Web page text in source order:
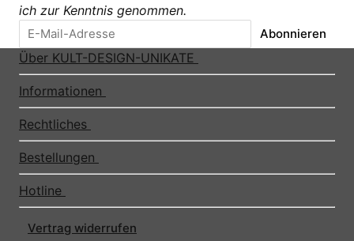
ich zur Kenntnis genommen.
Abonnieren
Über KULT-DESIGN-UNIKATE
Informationen
Rechtliches
Bestellungen
Hotline
Vertrag widerrufen